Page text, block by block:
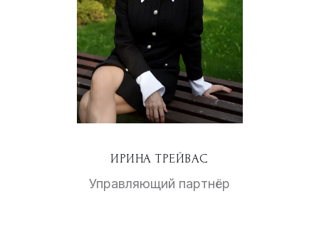
ИРИНА ТРЕЙВАС
Управляющий партнёр